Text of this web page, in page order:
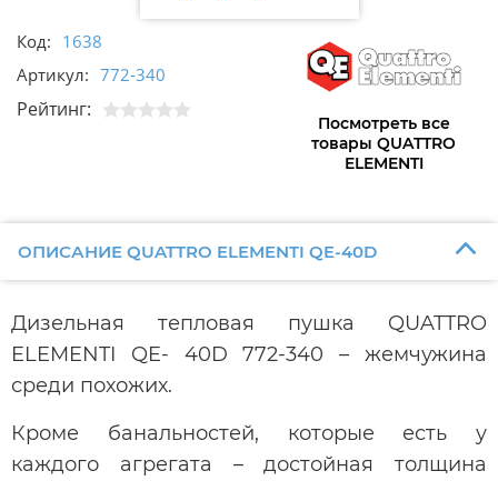
Код: 1638
Артикул: 772-340
Рейтинг:
Посмотреть все
товары QUATTRO
ELEMENTI
ОПИСАНИЕ QUATTRO ELEMENTI QE-40D
Дизельная тепловая пушка QUATTRO
ELEMENTI QE- 40D 772-340 – жемчужина
среди похожих.
Кроме банальностей, которые есть у
каждого агрегата – достойная толщина